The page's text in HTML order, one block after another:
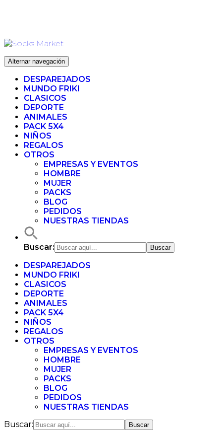
Alternar navegación
DESPAREJADOS
MUNDO FRIKI
CLASICOS
DEPORTE
ANIMALES
PACK 5X4
NIÑOS
REGALOS
OTROS
EMPRESAS Y EVENTOS
HOMBRE
MUJER
PACKS
BLOG
PEDIDOS
NUESTRAS TIENDAS
Buscar:
DESPAREJADOS
MUNDO FRIKI
CLASICOS
DEPORTE
ANIMALES
PACK 5X4
NIÑOS
REGALOS
OTROS
EMPRESAS Y EVENTOS
HOMBRE
MUJER
PACKS
BLOG
PEDIDOS
NUESTRAS TIENDAS
Buscar: